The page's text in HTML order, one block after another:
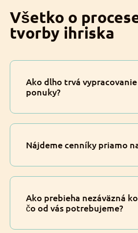
Všetko o
tvorby ihriska
Ako dlho trvá
ponuky?
Nájdeme cenníky priamo
Ako prebieha nezáväzná
čo od vás potrebujeme?